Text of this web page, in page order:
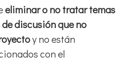
eliminar o no tratar temas
discusión que no
y no están
con el